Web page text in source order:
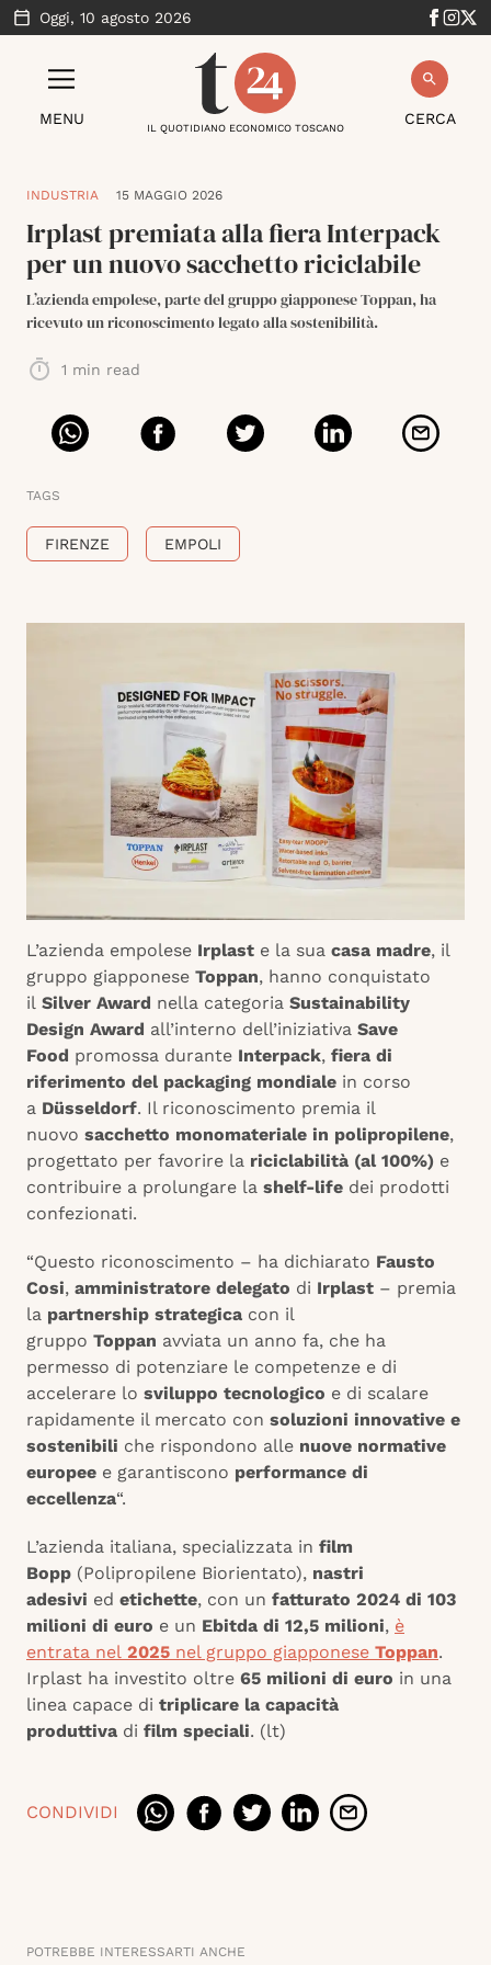
Oggi, 10 agosto 2026
MENU CERCA
IL QUOTIDIANO ECONOMICO TOSCANO
INDUSTRIA 15 MAGGIO 2026
Irplast premiata alla fiera Interpack
per un nuovo sacchetto riciclabile
L’azienda empolese, parte del gruppo giapponese Toppan, ha
ricevuto un riconoscimento legato alla sostenibilità.
1 min read
TAGS
FIRENZE EMPOLI
L’azienda empolese Irplast e la sua casa madre, il
gruppo giapponese Toppan, hanno conquistato
il Silver Award nella categoria Sustainability
Design Award all’interno dell’iniziativa Save
Food promossa durante Interpack, fiera di
riferimento del packaging mondiale in corso
a Düsseldorf. Il riconoscimento premia il
nuovo sacchetto monomateriale in polipropilene,
progettato per favorire la riciclabilità (al 100%) e
contribuire a prolungare la shelf-life dei prodotti
confezionati.
“Questo riconoscimento – ha dichiarato Fausto
Cosi, amministratore delegato di Irplast – premia
la partnership strategica con il
gruppo Toppan avviata un anno fa, che ha
permesso di potenziare le competenze e di
accelerare lo sviluppo tecnologico e di scalare
rapidamente il mercato con soluzioni innovative e
sostenibili che rispondono alle nuove normative
europee e garantiscono performance di
eccellenza“.
L’azienda italiana, specializzata in film
Bopp (Polipropilene Biorientato), nastri
adesivi ed etichette, con un fatturato 2024 di 103
milioni di euro e un Ebitda di 12,5 milioni, è
entrata nel 2025 nel gruppo giapponese Toppan.
Irplast ha investito oltre 65 milioni di euro in una
linea capace di triplicare la capacità
produttiva di film speciali. (lt)
CONDIVIDI
POTREBBE INTERESSARTI ANCHE